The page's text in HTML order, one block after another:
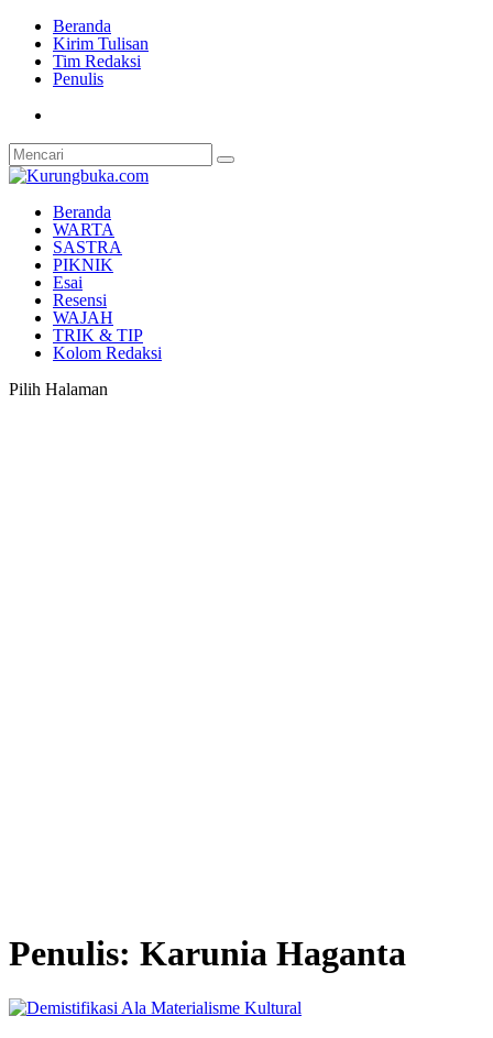
Beranda
Kirim Tulisan
Tim Redaksi
Penulis
Beranda
WARTA
SASTRA
PIKNIK
Esai
Resensi
WAJAH
TRIK & TIP
Kolom Redaksi
Pilih Halaman
Penulis: Karunia Haganta